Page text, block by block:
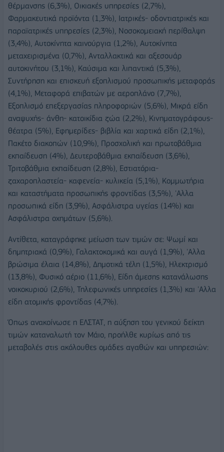
θέρμανσης (6,3%), Οικιακές υπηρεσίες (2,7%),
Φαρμακευτικά προϊόντα (1,3%), Ιατρικές- οδοντιατρικές και
παραϊατρικές υπηρεσίες (2,3%), Νοσοκομειακή περίθαλψη
(3,4%), Αυτοκίνητα καινούργια (1,2%), Αυτοκίνητα
μεταχειρισμένα (0,7%), Ανταλλακτικά και αξεσουάρ
αυτοκινήτου (3,1%), Καύσιμα και λιπαντικά (5,3%),
Συντήρηση και επισκευή εξοπλισμού προσωπικής μεταφοράς
(4,1%), Μεταφορά επιβατών με αεροπλάνο (7,7%),
Εξοπλισμό επεξεργασίας πληροφοριών (5,6%), Μικρά είδη
αναψυχής- άνθη- κατοικίδια ζώα (2,2%), Κινηματογράφους-
θέατρα (5%), Εφημερίδες- βιβλία και χαρτικά είδη (2,1%),
Πακέτο διακοπών (10,9%), Προσχολική και πρωτοβάθμια
εκπαίδευση (4%), Δευτεροβάθμια εκπαίδευση (3,6%),
Τριτοβάθμια εκπαίδευση (2,8%), Εστιατόρια-
ζαχαροπλαστεία- καφενεία- κυλικεία (5,1%), Κομμωτήρια
και καταστήματα προσωπικής φροντίδας (3,5%), 'Αλλα
προσωπικά είδη (3,9%), Ασφάλιστρα υγείας (14%) και
Ασφάλιστρα οχημάτων (5,6%).
Αντίθετα, καταγράφηκε μείωση των τιμών σε: Ψωμί και
δημητριακά (0,9%), Γαλακτοκομικά και αυγά (1,9%), 'Αλλα
βρώσιμα έλαια (14,8%), Δημοτικά τέλη (1,5%), Ηλεκτρισμό
(13,8%), Φυσικό αέριο (11,6%), Είδη άμεσης κατανάλωσης
νοικοκυριού (2,6%), Τηλεφωνικές υπηρεσίες (1,3%) και 'Αλλα
είδη ατομικής φροντίδας (4,7%).
Όπως ανακοίνωσε η ΕΛΣΤΑΤ, η αύξηση του γενικού δείκτη
τιμών καταναλωτή τον Μάιο, προήλθε κυρίως από τις
μεταβολές στις ακόλουθες ομάδες αγαθών και υπηρεσιών: